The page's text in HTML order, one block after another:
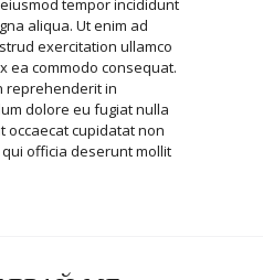
tempor incididunt
aliqua. Ut enim ad
exercitation ullamco
ea commodo consequat.
reprehenderit in
dolore eu fugiat nulla
occaecat cupidatat non
officia deserunt mollit